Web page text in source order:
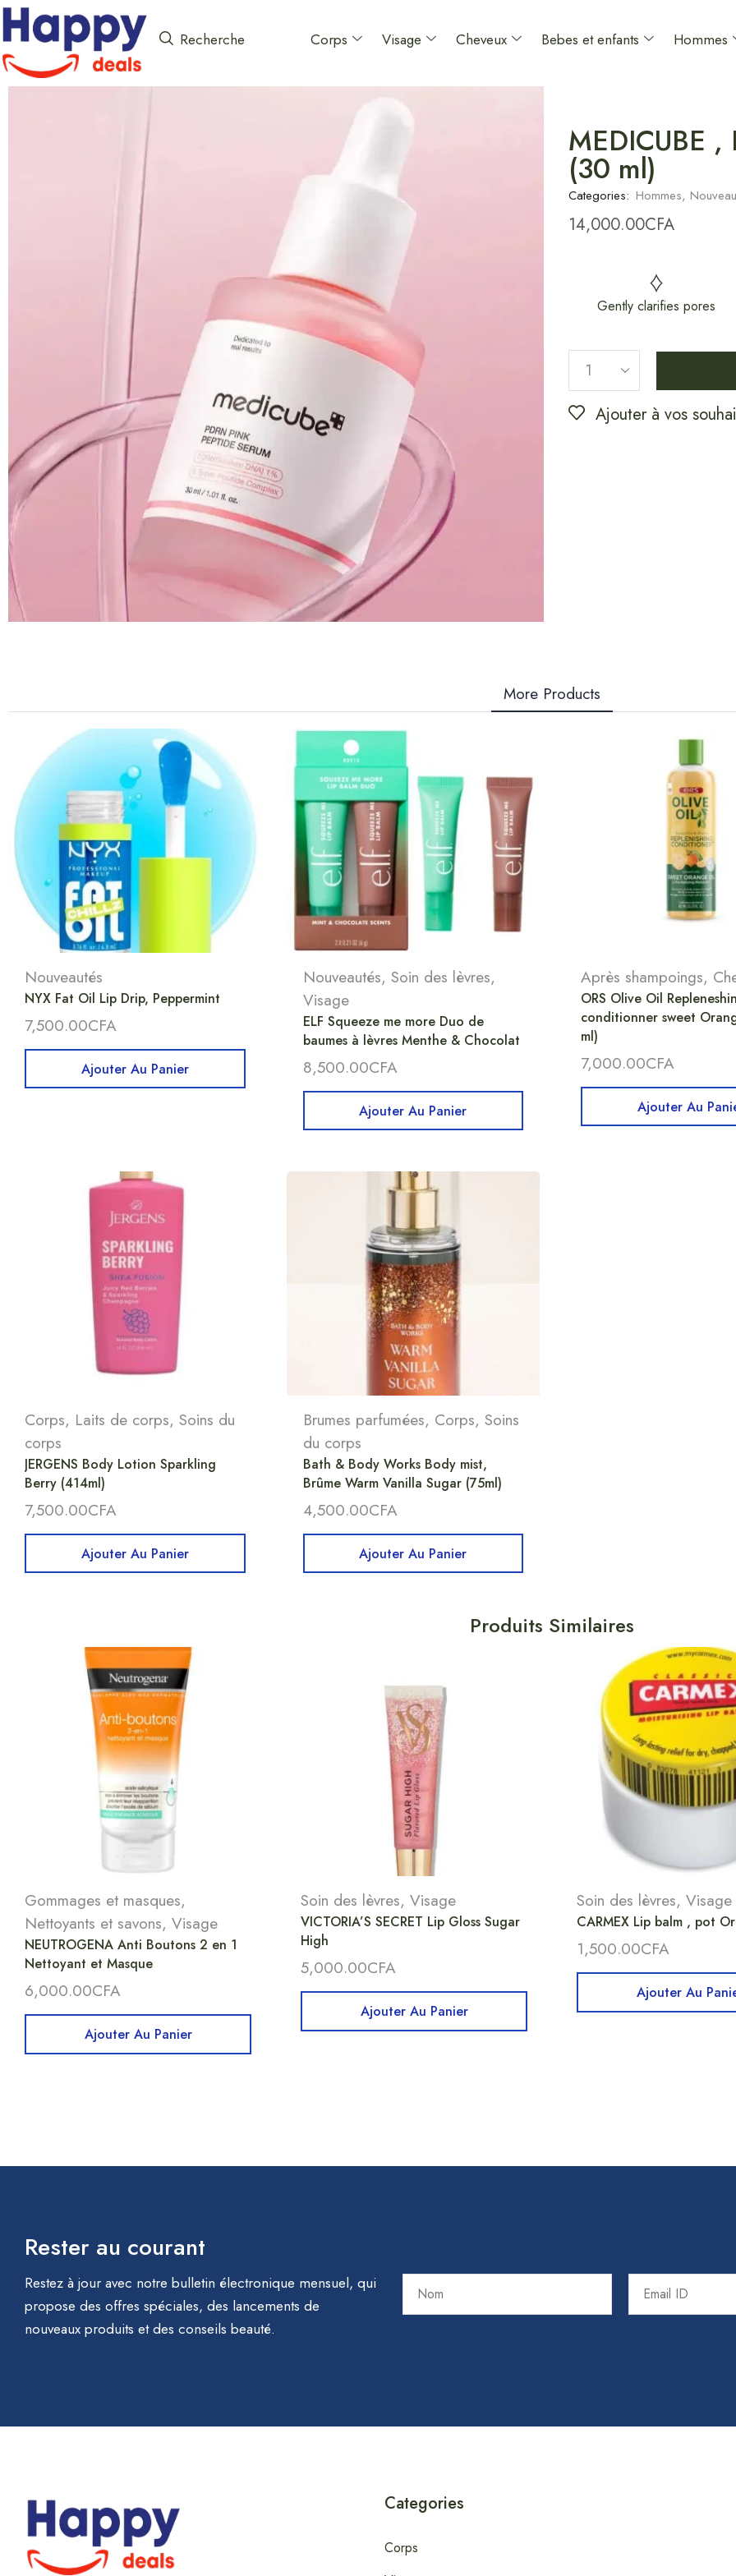
Recherche Corps Visage Cheveux Bebes et enfants Hommes
MEDICUBE
(30 ml)
Categories: Hommes,
14,000.00CFA
Gently clarifies pores
Ajouter à vos
More Products
Nouveautés
NYX Fat Oil Lip Drip, Peppermint
7,500.00CFA
Ajouter Au Panier
Nouveautés, Soin des lèvres,
Visage
ELF Squeeze me more Duo de
baumes à lèvres Menthe & Chocolat
8,500.00CFA
Ajouter Au Panier
Après shampoings,
ORS Olive Oil
conditionner sweet
ml)
7,000.00CFA
Ajouter Au
Corps, Laits de corps, Soins du
corps
JERGENS Body Lotion Sparkling
Berry (414ml)
7,500.00CFA
Ajouter Au Panier
Brumes parfumées, Corps, Soins
du corps
Bath & Body Works Body mist,
Brûme Warm Vanilla Sugar (75ml)
4,500.00CFA
Ajouter Au Panier
Produits Similaires
Gommages et masques,
Nettoyants et savons, Visage
NEUTROGENA Anti Boutons 2 en 1
Nettoyant et Masque
6,000.00CFA
Ajouter Au Panier
Soin des lèvres, Visage
VICTORIA’S SECRET Lip Gloss Sugar
High
5,000.00CFA
Ajouter Au Panier
Soin des lèvres, Visage
CARMEX Lip balm , pot
1,500.00CFA
Ajouter Au
Rester au courant
Restez à jour avec notre bulletin électronique mensuel, qui
propose des offres spéciales, des lancements de
nouveaux produits et des conseils beauté.
Categories
Corps